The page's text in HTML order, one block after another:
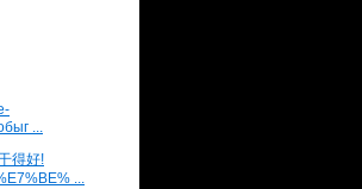
...
得好!
...